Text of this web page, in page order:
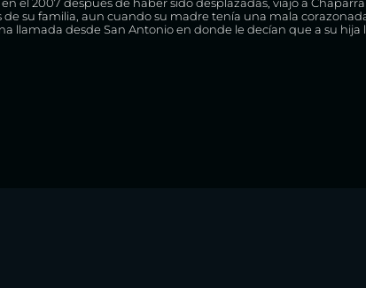
de su familia, aun cuando su madre tenía una mala
llamada desde San Antonio en donde le decían que a su hija